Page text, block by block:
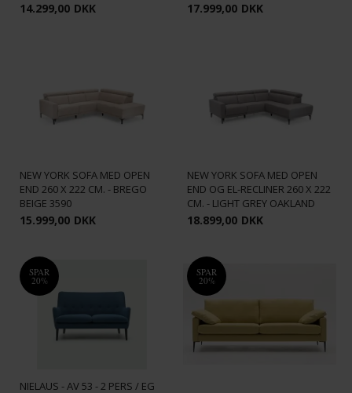
14.299,00 DKK 17.999,00 DKK
NEW YORK SOFA MED OPEN
END 260 X 222 CM. - BREGO
BEIGE 3590
15.999,00 DKK
NEW YORK SOFA MED OPEN
END OG EL-RECLINER 260 X 222
CM. - LIGHT GREY OAKLAND
18.899,00 DKK
SPAR
20%
NIELAUS - AV 53 - 2 PERS / EG
SPAR
20%